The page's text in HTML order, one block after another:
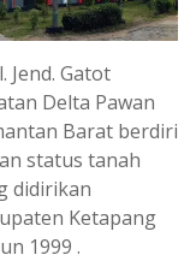
Jend. Gatot
Delta Pawan
Barat berdiri
status tanah
didirikan
Ketapang
1999 .